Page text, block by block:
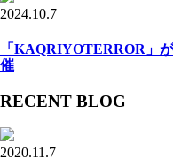
2024.10.7
「KAQRIYOTERROR」
催
RECENT BLOG
2020.11.7